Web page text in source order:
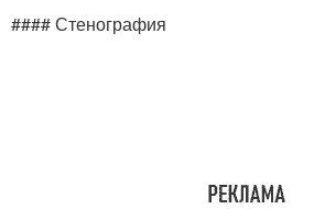
#### Стенография